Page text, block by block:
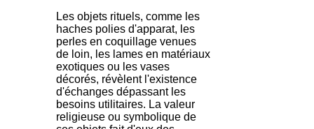
Les objets rituels, comme les
haches polies d'apparat, les
perles en coquillage venues
de loin, les lames en matériaux
exotiques ou les vases
décorés, révèlent l'existence
d'échanges dépassant les
besoins utilitaires. La valeur
religieuse ou symbolique de